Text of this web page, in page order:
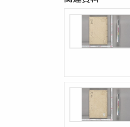
楽翁公旧
[城東寺文書]
綸旨五
[城東寺
売券類
[中世沽券
武家文書
[樺山家文書]